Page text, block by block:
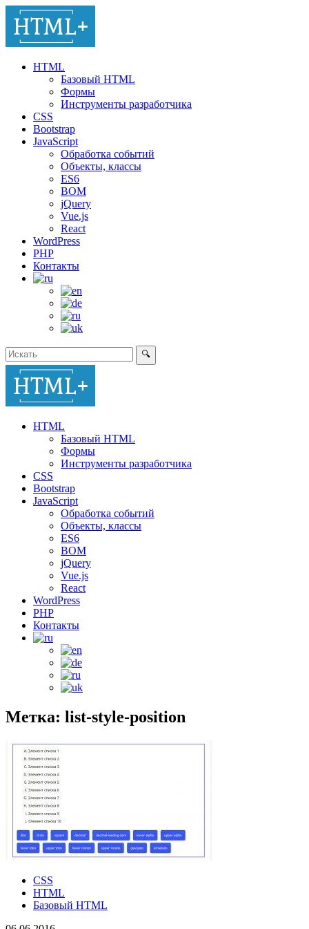
HTML
Базовый HTML
Формы
Инструменты разработчика
CSS
Bootstrap
JavaScript
Обработка событий
Объекты, классы
ES6
BOM
jQuery
Vue.js
React
WordPress
PHP
Контакты
🔍
HTML
Базовый HTML
Формы
Инструменты разработчика
CSS
Bootstrap
JavaScript
Обработка событий
Объекты, классы
ES6
BOM
jQuery
Vue.js
React
WordPress
PHP
Контакты
Метка: list-style-position
CSS
HTML
Базовый HTML